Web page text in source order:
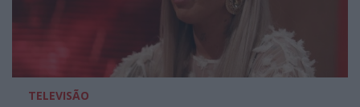
TELEVISÃO